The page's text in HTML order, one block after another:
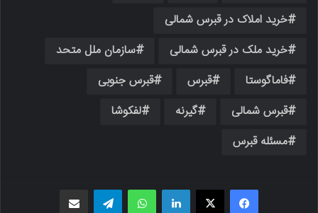
خرید املاک در قبرس شمالی
خرید ملک در قبرس شمالی
سازمان ملل متحد
فاماگوستا
قبرس
قبرس جنوبی
قبرس شمالی
گیرنه
لفکوشا
مسئله قبرس
فیسبوک X لینکدین واتس اپ